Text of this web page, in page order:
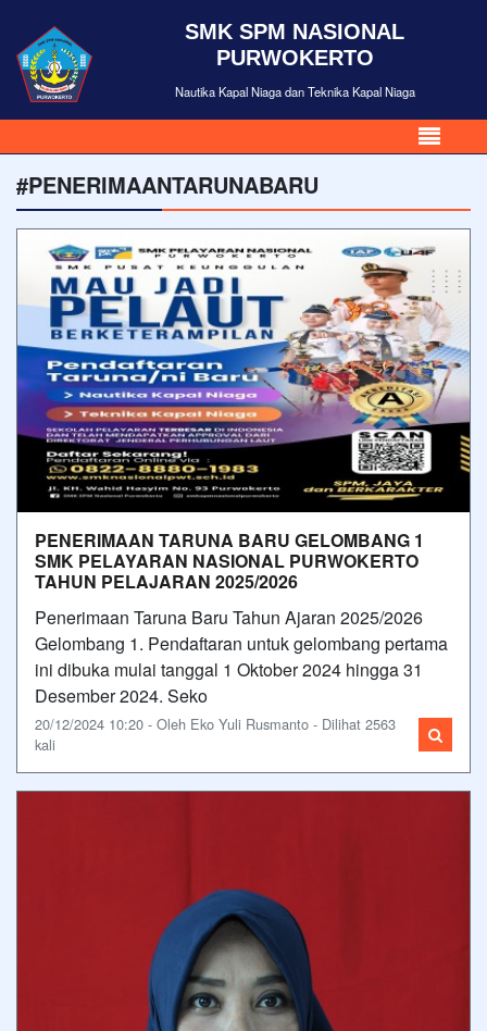
SMK SPM NASIONAL
PURWOKERTO
Nautika Kapal Niaga dan Teknika Kapal Niaga
#PENERIMAANTARUNABARU
PENERIMAAN TARUNA BARU GELOMBANG 1
SMK PELAYARAN NASIONAL PURWOKERTO
TAHUN PELAJARAN 2025/2026
Penerimaan Taruna Baru Tahun Ajaran 2025/2026
Gelombang 1. Pendaftaran untuk gelombang pertama
ini dibuka mulai tanggal 1 Oktober 2024 hingga 31
Desember 2024. Seko
20/12/2024 10:20 - Oleh Eko Yuli Rusmanto - Dilihat 2563
kali